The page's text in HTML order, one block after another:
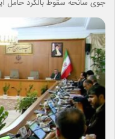
جوی سانحه سقوط بالگرد حامل